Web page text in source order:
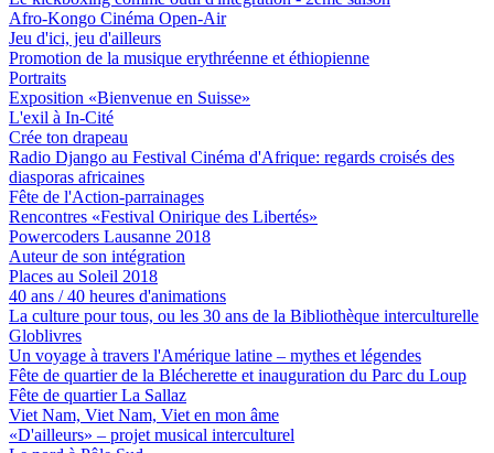
Afro-Kongo Cinéma Open-Air
Jeu d'ici, jeu d'ailleurs
Promotion de la musique erythréenne et éthiopienne
Portraits
Exposition «Bienvenue en Suisse»
L'exil à In-Cité
Crée ton drapeau
Radio Django au Festival Cinéma d'Afrique: regards croisés des
diasporas africaines
Fête de l'Action-parrainages
Rencontres «Festival Onirique des Libertés»
Powercoders Lausanne 2018
Auteur de son intégration
Places au Soleil 2018
40 ans / 40 heures d'animations
La culture pour tous, ou les 30 ans de la Bibliothèque interculturelle
Globlivres
Un voyage à travers l'Amérique latine – mythes et légendes
Fête de quartier de la Blécherette et inauguration du Parc du Loup
Fête de quartier La Sallaz
Viet Nam, Viet Nam, Viet en mon âme
«D'ailleurs» – projet musical interculturel